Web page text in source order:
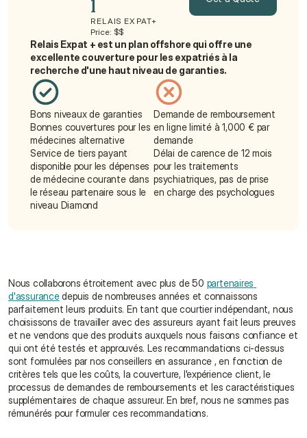
l
RELAIS EXPAT+
Price: $$
Relais Expat + est un plan offshore qui offre une
excellente couverture pour les expatriés à la
recherche d'une haut niveau de garanties.
Bons niveaux de garanties
Bonnes couvertures pour les
médecines alternative
Service de tiers payant
disponible pour les dépenses
de médecine courante dans
le réseau partenaire sous le
niveau Diamond
Demande de remboursement
en ligne limité à 1,000 € par
demande
Délai de carence de 12 mois
pour les traitements
psychiatriques, pas de prise
en charge des psychologues
Nous collaborons étroitement avec plus de 50 partenaires
d'assurance depuis de nombreuses années et connaissons
parfaitement leurs produits. En tant que courtier indépendant, nous
choisissons de travailler avec des assureurs ayant fait leurs preuves
et ne vendons que des produits auxquels nous faisons confiance et
qui ont été testés et approuvés. Les recommandations ci-dessus
sont formulées par nos conseillers en assurance , en fonction de
critères tels que les coûts, la couverture, l'expérience client, le
processus de demandes de remboursements et les caractéristiques
supplémentaires de chaque assureur. En bref, nous ne sommes pas
rémunérés pour formuler ces recommandations.